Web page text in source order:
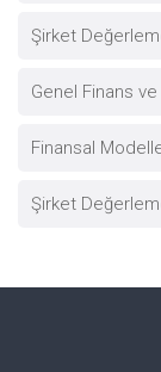
Şirket
Genel Finans
Finansal
Şirket